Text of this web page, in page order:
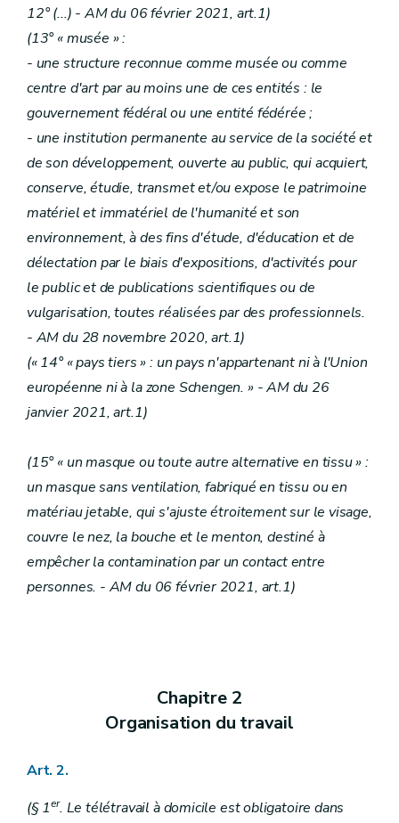
12°(...) - AM du 06 février 2021, art.1)
(13° « musée » :
- une structure reconnue comme musée ou comme
centre d'art par au moins une de ces entités : le
gouvernement fédéral ou une entité fédérée ;
- une institution permanente au service de la société et
de son développement, ouverte au public, qui acquiert,
conserve, étudie, transmet et/ou expose le patrimoine
matériel et immatériel de l'humanité et son
environnement, à des fins d'étude, d'éducation et de
délectation par le biais d'expositions, d'activités pour
le public et de publications scientifiques ou de
vulgarisation, toutes réalisées par des professionnels.
- AM du 28novembre 2020, art.1)
(« 14° « pays tiers » : un pays n'appartenant ni à l'Union
européenne ni à la zone Schengen. » - AM du 26
janvier 2021, art.1)
(15° « un masque ou toute autre alternative en tissu » :
un masque sans ventilation, fabriqué en tissu ou en
matériau jetable, qui s'ajuste étroitement sur le visage,
couvre le nez, la bouche et le menton, destiné à
empêcher la contamination par un contact entre
personnes. - AM du 06 février 2021, art.1)
Chapitre 2
Organisation du travail
Art. 2.
(§ 1er. Le télétravail à domicile est obligatoire dans